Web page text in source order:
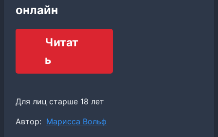
онлайн
Читат
ь
Для лиц старше 18 лет
Метки
Автор: Марисса Вольф